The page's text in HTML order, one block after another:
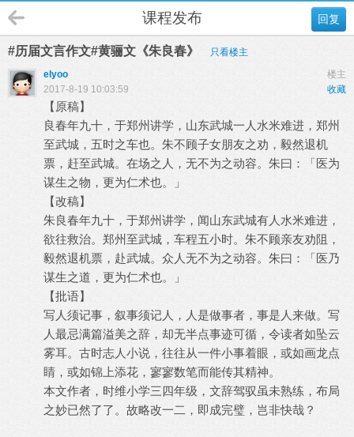
回复
课程发布
#历届文言作文#黄骊文《朱良春》
只看楼主
楼主
elyoo
收藏
2017-8-19 10:03:59
【原稿】
良春年九十，于郑州讲学，山东武城一人水米难进，郑州
至武城，五时之车也。朱不顾子女朋友之劝，毅然退机
票，赶至武城。在场之人，无不为之动容。朱曰：「医为
谋生之物，更为仁术也。」
【改稿】
朱良春年九十，于郑州讲学，闻山东武城有人水米难进，
欲往救治。郑州至武城，车程五小时。朱不顾亲友劝阻，
毅然退机票，赴武城。众人无不为之动容。朱曰：「医乃
谋生之道，更为仁术也。」
【批语】
写人须记事，叙事须记人，人是做事者，事是人来做。写
人最忌满篇溢美之辞，却无半点事迹可循，令读者如坠云
雾耳。古时志人小说，往往从一件小事着眼，或如画龙点
睛，或如锦上添花，寥寥数笔而能传其精神。
本文作者，时维小学三四年级，文辞驾驭虽未熟练，布局
之妙已然了了。故略改一二，即成完璧，岂非快哉？